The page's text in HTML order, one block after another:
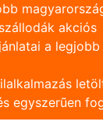
akciós
a legjobb
egyszerũen